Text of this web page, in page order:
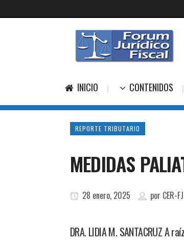
INICIO CONTENIDOS
REPORTE TRIBUTARIO
MEDIDAS
28 enero, 2025 por CER-
DRA. LIDIA M. SANTACRUZ